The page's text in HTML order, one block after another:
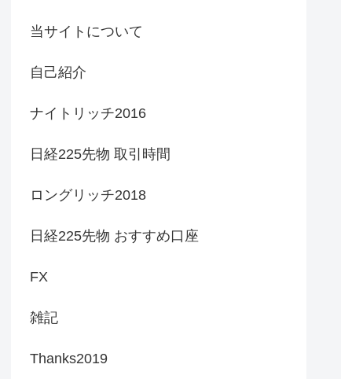
当サイトについて
自己紹介
ナイトリッチ2016
日経225先物 取引時間
ロングリッチ2018
日経225先物 おすすめ口座
FX
雑記
Thanks2019